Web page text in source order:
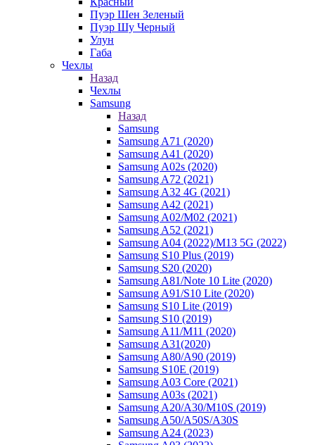
Пуэр Шен Зеленый
Пуэр Шу Черный
Улун
Габа
Чехлы
Назад
Чехлы
Samsung
Назад
Samsung
Samsung A71 (2020)
Samsung A41 (2020)
Samsung A02s (2020)
Samsung A72 (2021)
Samsung A32 4G (2021)
Samsung A42 (2021)
Samsung A02/M02 (2021)
Samsung A52 (2021)
Samsung A04 (2022)/M13 5G (2022)
Samsung S10 Plus (2019)
Samsung S20 (2020)
Samsung A81/Note 10 Lite (2020)
Samsung A91/S10 Lite (2020)
Samsung S10 Lite (2019)
Samsung S10 (2019)
Samsung A11/M11 (2020)
Samsung A31(2020)
Samsung A80/A90 (2019)
Samsung S10E (2019)
Samsung A03 Core (2021)
Samsung A03s (2021)
Samsung A20/A30/M10S (2019)
Samsung A50/A50S/A30S
Samsung A24 (2023)